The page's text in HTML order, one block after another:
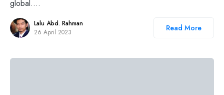
global.…
Lalu Abd. Rahman
26 April 2023
Read More